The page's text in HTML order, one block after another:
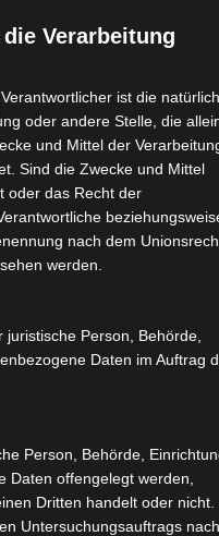
Verarbeitung
ist die
oder andere Stelle, die
und Mittel der
Sind die Zwecke und Mittel
oder das Recht der
nach dem
werden.
Person, Behörde,
Daten im Auftrag
Person, Behörde,
Daten offengelegt werden,
Dritten handelt oder nicht.
Untersuchungsauftrags nach